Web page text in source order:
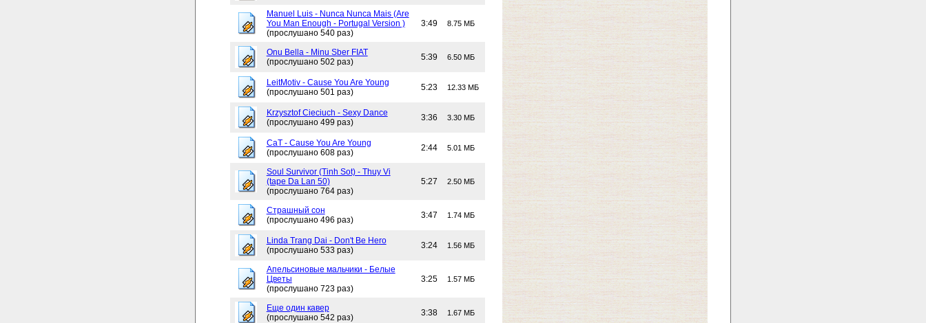
Manuel Luis - Nunca Nunca Mais (Are
You Man Enough - Portugal Version )
(прослушано 540 раз)
3:49 8.75 МБ
Onu Bella - Minu Sber FIAT
(прослушано 502 раз)
5:39 6.50 МБ
LeitMotiv - Cause You Are Young
(прослушано 501 раз)
5:23 12.33 МБ
Krzysztof Cieciuch - Sexy Dance
(прослушано 499 раз)
3:36 3.30 МБ
CaT - Cause You Are Young
(прослушано 608 раз)
2:44 5.01 МБ
Soul Survivor (Tinh Sot) - Thuy Vi
(tape Da Lan 50)
(прослушано 764 раз)
5:27 2.50 МБ
Страшный сон
(прослушано 496 раз)
3:47 1.74 МБ
Linda Trang Dai - Don't Be Hero
(прослушано 533 раз)
3:24 1.56 МБ
Апельсиновые мальчики - Белые
Цветы
(прослушано 723 раз)
3:25 1.57 МБ
Еще один кавер
(прослушано 542 раз)
3:38 1.67 МБ